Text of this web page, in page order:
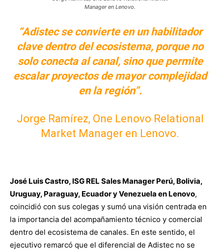
Manager en Lenovo.
“Adistec se convierte en un habilitador
clave dentro del ecosistema, porque no
solo conecta al canal, sino que permite
escalar proyectos de mayor complejidad
en la región”.
Jorge Ramírez, One Lenovo Relational
Market Manager en Lenovo.
José Luis Castro, ISG REL Sales Manager Perú, Bolivia,
Uruguay, Paraguay, Ecuador y Venezuela en Lenovo,
coincidió con sus colegas y sumó una visión centrada en
la importancia del acompañamiento técnico y comercial
dentro del ecosistema de canales. En este sentido, el
ejecutivo remarcó que el diferencial de Adistec no se